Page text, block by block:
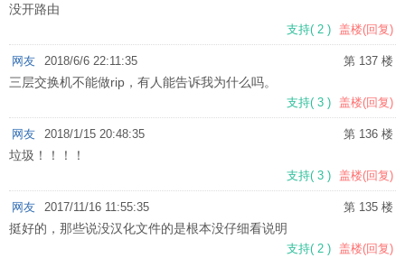
没开路由
支持( 2 ) 盖楼(回复)
第 137 楼
网友 2018/6/6 22:11:35
三层交换机不能做rip，有人能告诉我为什么吗。
支持( 3 ) 盖楼(回复)
第 136 楼
网友 2018/1/15 20:48:35
垃圾！！！！
支持( 3 ) 盖楼(回复)
第 135 楼
网友 2017/11/16 11:55:35
挺好的，那些说没汉化文件的是根本没仔细看说明
支持( 2 ) 盖楼(回复)